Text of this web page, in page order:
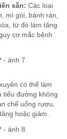
sẵn: Các loại
mì gói, bánh rán,
từ đó làm tăng
cơ mắc bệnh
có thể làm
tiểu đường không
chế uống rượu,
hoặc giảm.